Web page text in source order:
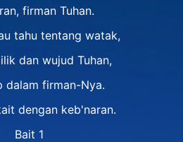
firman Tuhan.
tahu tentang watak,
dan wujud Tuhan,
dalam firman-Nya.
dengan keb'naran.
Bait 1